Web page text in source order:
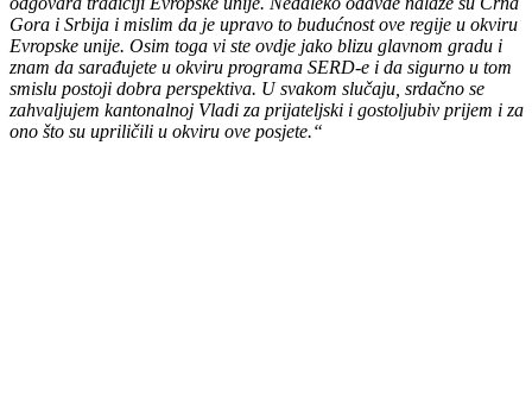
Drine koje se nalaze kako u ovom kantonu, tako i na području
Republike Srpske i upravo je ovakva regionalna saradnja nešto što
odgovara tradiciji Evropske unije. Nedaleko odavde nalaze su Crna
Gora i Srbija i mislim da je upravo to budućnost ove regije u okviru
Evropske unije. Osim toga vi ste ovdje jako blizu glavnom gradu i
znam da sarađujete u okviru programa SERD-e i da sigurno u tom